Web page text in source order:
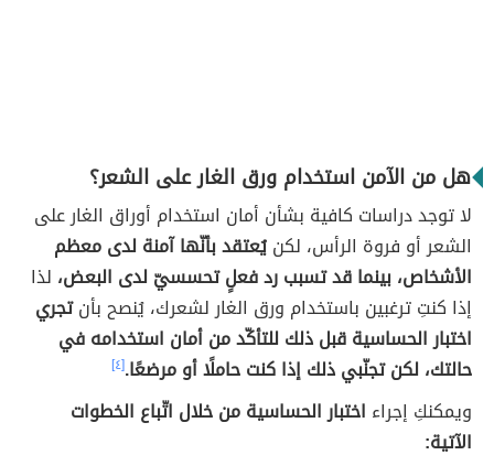
هل من الآمن استخدام ورق الغار على الشعر؟
لا توجد دراسات كافية بشأن أمان استخدام أوراق الغار على
الشعر أو فروة الرأس، لكنيُعتقد بأنّها آمنة لدى معظم
الأشخاص، بينما قد تسبب رد فعلٍ تحسسيّ لدى البعض، لذا
إذا كنتِ ترغبين باستخدام ورق الغار لشعرك، يُنصح بأنتجري
اختبار الحساسية قبل ذلك للتأكّد من أمان استخدامه في
حالتك، لكن تجنّبي ذلك إذا كنت حاملًا أو مرضعًا.[٤]
ويمكنكِ إجراء اختبار الحساسية من خلال اتّباع الخطوات
الآتية: